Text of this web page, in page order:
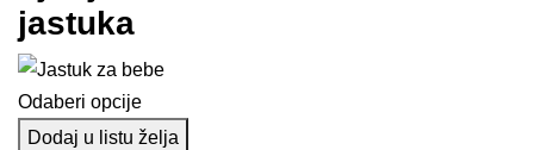
jastuka
Odaberi opcije
Dodaj u listu želja